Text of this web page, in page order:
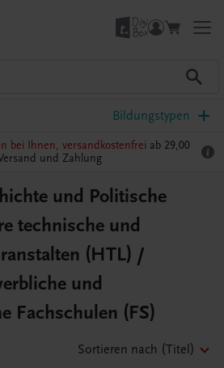
Bildungstypen
bei Ihnen, versandkostenfrei ab 29,00
und Zahlung
und Politische
technische und
(HTL) /
und
Fachschulen (FS)
Sortieren nach (Titel)